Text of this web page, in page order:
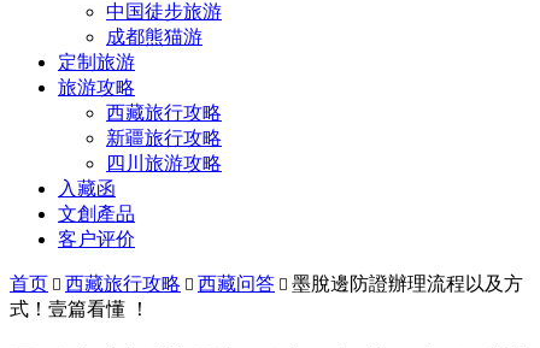
中国徒步旅游
成都熊猫游
定制旅游
旅游攻略
西藏旅行攻略
新疆旅行攻略
四川旅游攻略
入藏函
文創產品
客户评价
首页  西藏旅行攻略  西藏问答  墨脫邊防證辦理流程以及方
式！壹篇看懂️ ！